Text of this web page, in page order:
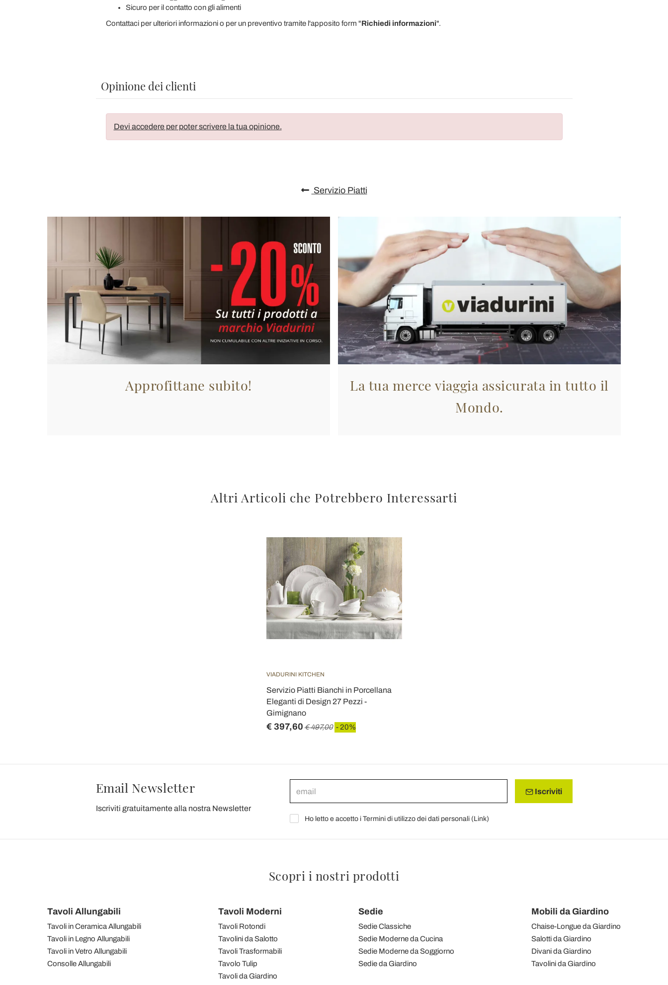
Sicuro per il contatto con gli alimenti
Contattaci per ulteriori informazioni o per un preventivo tramite l'apposito form "Richiedi informazioni".
Opinione dei clienti
Devi accedere per poter scrivere la tua opinione.
Servizio Piatti
Approfittane subito!
La tua merce viaggia assicurata in tutto il
Mondo.
Altri Articoli che Potrebbero Interessarti
VIADURINI KITCHEN
Servizio Piatti Bianchi in Porcellana
Eleganti di Design 27 Pezzi -
Gimignano
€ 397,60 € 497,00 - 20%
Email Newsletter
Iscriviti gratuitamente alla nostra Newsletter
Iscriviti
Ho letto e accetto i Termini di utilizzo dei dati personali (Link)
Scopri i nostri prodotti
Tavoli Allungabili
Tavoli in Ceramica Allungabili
Tavoli in Legno Allungabili
Tavoli in Vetro Allungabili
Consolle Allungabili
Tavoli Moderni
Tavoli Rotondi
Tavolini da Salotto
Tavoli Trasformabili
Tavolo Tulip
Tavoli da Giardino
Sedie
Sedie Classiche
Sedie Moderne da Cucina
Sedie Moderne da Soggiorno
Sedie da Giardino
Mobili da Giardino
Chaise-Longue da Giardino
Salotti da Giardino
Divani da Giardino
Tavolini da Giardino